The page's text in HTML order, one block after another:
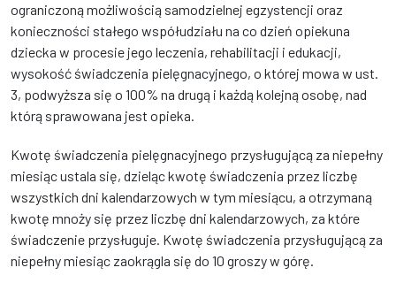
ograniczoną możliwością samodzielnej egzystencji oraz
konieczności stałego współudziału na co dzień opiekuna
dziecka w procesie jego leczenia, rehabilitacji i edukacji,
wysokość świadczenia pielęgnacyjnego, o której mowa w ust.
3, podwyższa się o 100% na drugą i każdą kolejną osobę, nad
którą sprawowana jest opieka.
Kwotę świadczenia pielęgnacyjnego przysługującą za niepełny
miesiąc ustala się, dzieląc kwotę świadczenia przez liczbę
wszystkich dni kalendarzowych w tym miesiącu, a otrzymaną
kwotę mnoży się przez liczbę dni kalendarzowych, za które
świadczenie przysługuje. Kwotę świadczenia przysługującą za
niepełny miesiąc zaokrągla się do 10 groszy w górę.